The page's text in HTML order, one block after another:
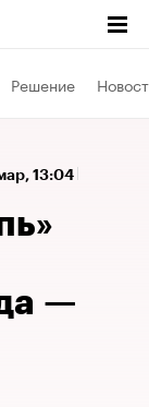
Решение
13:04
—